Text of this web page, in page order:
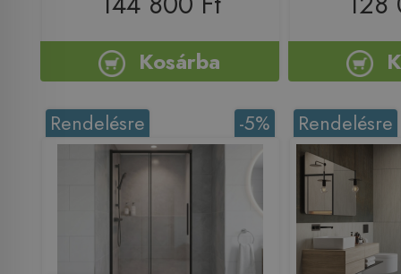
Kosárba
-5%
Rendelésre Rendelésre